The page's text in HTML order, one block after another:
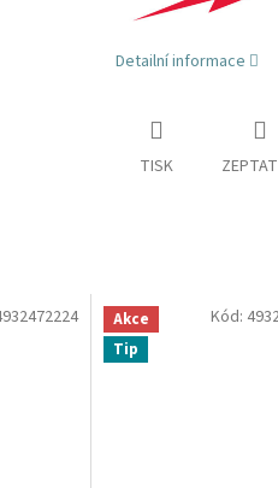
Detailní informace
TISK
Akce
Tip
Kód: